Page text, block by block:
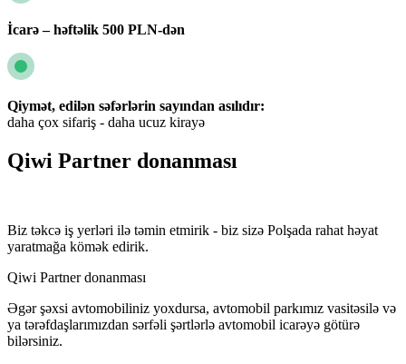
İcarə – həftəlik 500 PLN-dən
Qiymət, edilən səfərlərin sayından asılıdır:
daha çox sifariş - daha ucuz kirayə
Qiwi Partner donanması
Biz təkcə iş yerləri ilə təmin etmirik - biz sizə Polşada rahat həyat
yaratmağa kömək edirik.
Qiwi Partner donanması
Əgər şəxsi avtomobiliniz yoxdursa, avtomobil parkımız vasitəsilə və
ya tərəfdaşlarımızdan sərfəli şərtlərlə avtomobil icarəyə götürə
bilərsiniz.